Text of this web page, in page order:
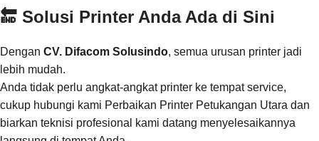
🔚 Solusi Printer Anda Ada di Sini
Dengan CV. Difacom Solusindo, semua urusan printer jadi
lebih mudah.
Anda tidak perlu angkat-angkat printer ke tempat service,
cukup hubungi kami Perbaikan Printer Petukangan Utara dan
biarkan teknisi profesional kami datang menyelesaikannya